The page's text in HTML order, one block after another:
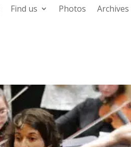
Find us Photos Archives